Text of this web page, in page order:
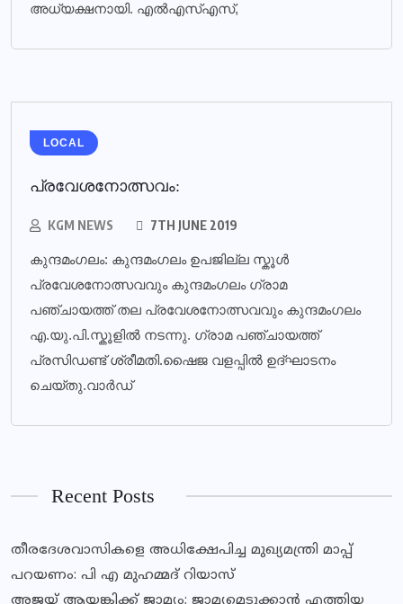
അധ്യക്ഷനായി. എല്‍എസ്എസ്,
LOCAL
പ്രവേശനോത്സവം:
KGM NEWS 7TH JUNE 2019
കുന്ദമംഗലം: കുന്ദമംഗലം ഉപജില്ല സ്കൂൾ
പ്രവേശനോത്സവവും കുന്ദമംഗലം ഗ്രാമ
പഞ്ചായത്ത് തല പ്രവേശനോത്സവവും കുന്ദമംഗലം
എ.യു.പി.സ്കൂളിൽ നടന്നു. ഗ്രാമ പഞ്ചായത്ത്
പ്രസിഡണ്ട് ശ്രീമതി.ഷൈജ വളപ്പിൽ ഉദ്ഘാടനം
ചെയ്തു.വാർഡ്
Recent Posts
തീരദേശവാസികളെ അധിക്ഷേപിച്ച മുഖ്യമന്ത്രി മാപ്പ്
പറയണം: പി എ മുഹമ്മദ് റിയാസ്